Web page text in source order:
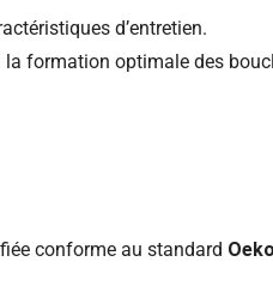
d’entretien.
la formation optimale des
conforme au standard